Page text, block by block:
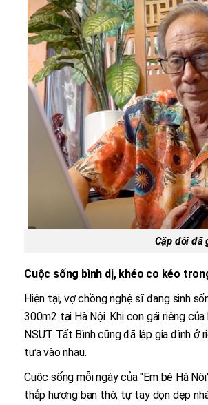
Cặp đôi đã
Cuộc sống bình dị, khéo co kéo
Hiện tại, vợ chồng nghệ sĩ đang sinh
300m2 tại Hà Nội. Khi con gái riêng
NSƯT Tất Bình cũng đã lập gia đình ở
tựa vào nhau.
Cuộc sống mỗi ngày của "Em bé Hà
thắp hương ban thờ, tự tay dọn dẹp